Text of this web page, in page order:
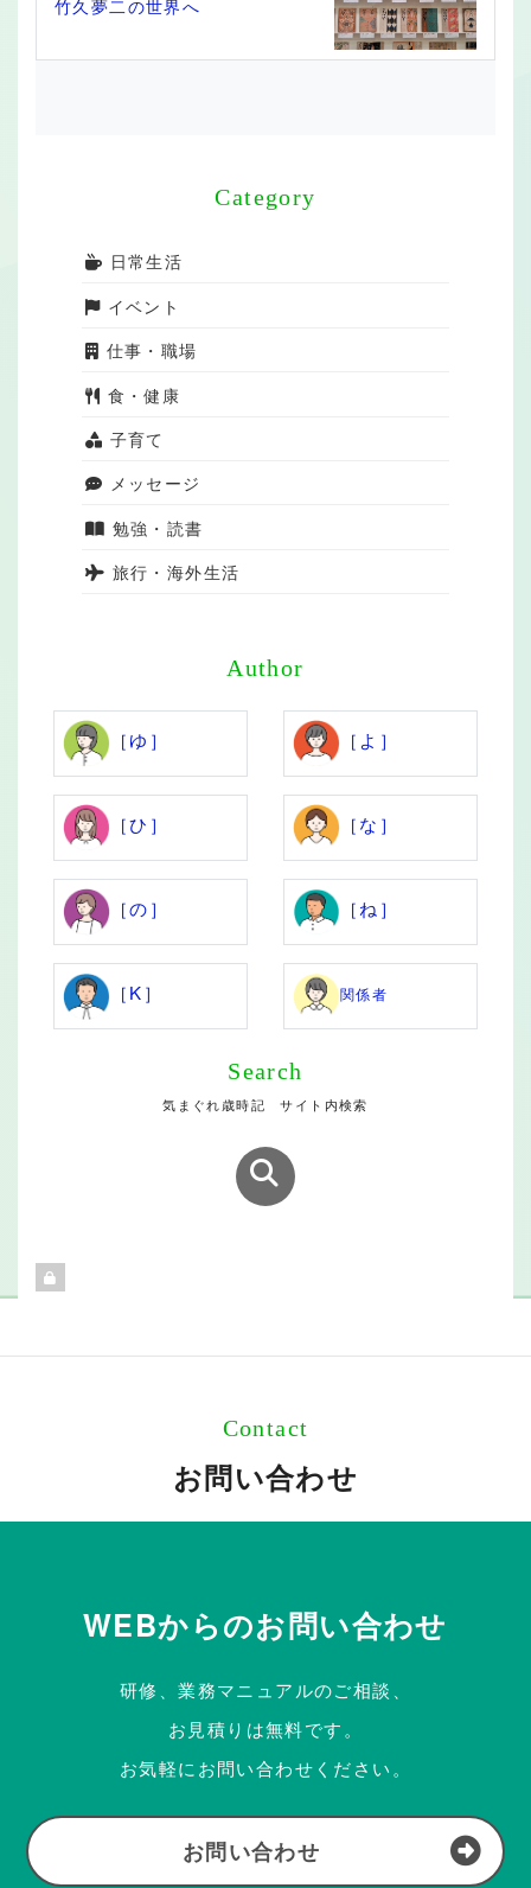
竹久夢二の世界へ
Category
日常生活
イベント
仕事・職場
食・健康
子育て
メッセージ
勉強・読書
旅行・海外生活
Author
［ゆ］ ［よ］
［ひ］ ［な］
［の］ ［ね］
［K］ 関係者
Search
気まぐれ歳時記 サイト内検索
Contact
お問い合わせ
WEBからのお問い合わせ
研修、業務マニュアルのご相談、
お見積りは無料です。
お気軽にお問い合わせください。
お問い合わせ